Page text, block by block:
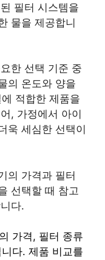
필터 시스템을
물을 제공합니
한 선택 기준 중
의 온도와 양을
적합한 제품을
, 가정에서 아이
욱 세심한 선택이
의 가격과 필터
선택할 때 참고
다.
가격, 필터 종류
다. 제품 비교를